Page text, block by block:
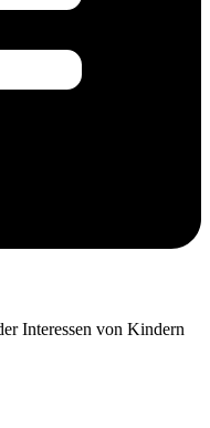
Interessen von Kindern